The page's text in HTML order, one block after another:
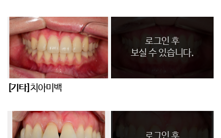
로그인 후
보실 수 있습니다.
[기타] 치아미백